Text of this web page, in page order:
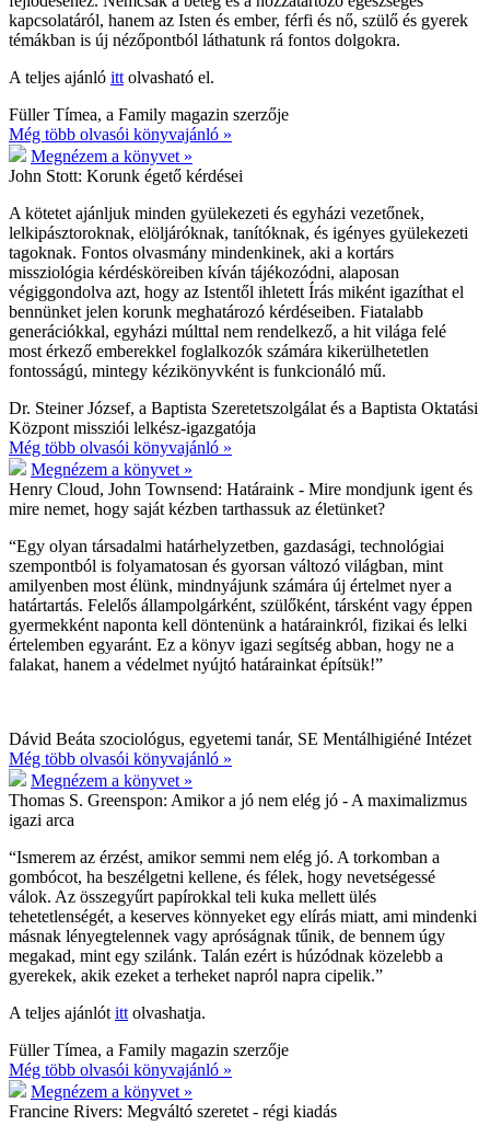
kapcsolatáról, hanem az Isten és ember, férfi és nő, szülő és gyerek
témákban is új nézőpontból láthatunk rá fontos dolgokra.
A teljes ajánló itt olvasható el.
Füller Tímea, a Family magazin szerzője
Még több olvasói könyvajánló »
Megnézem a könyvet »
John Stott: Korunk égető kérdései
A kötetet ajánljuk minden gyülekezeti és egyházi vezetőnek,
lelkipásztoroknak, elöljáróknak, tanítóknak, és igényes gyülekezeti
tagoknak. Fontos olvasmány mindenkinek, aki a kortárs
missziológia kérdésköreiben kíván tájékozódni, alaposan
végiggondolva azt, hogy az Istentől ihletett Írás miként igazíthat el
bennünket jelen korunk meghatározó kérdéseiben. Fiatalabb
generációkkal, egyházi múlttal nem rendelkező, a hit világa felé
most érkező emberekkel foglalkozók számára kikerülhetetlen
fontosságú, mintegy kézikönyvként is funkcionáló mű.
Dr. Steiner József, a Baptista Szeretetszolgálat és a Baptista Oktatási
Központ missziói lelkész-igazgatója
Még több olvasói könyvajánló »
Megnézem a könyvet »
Henry Cloud, John Townsend: Határaink - Mire mondjunk igent és
mire nemet, hogy saját kézben tarthassuk az életünket?
“Egy olyan társadalmi határhelyzetben, gazdasági, technológiai
szempontból is folyamatosan és gyorsan változó világban, mint
amilyenben most élünk, mindnyájunk számára új értelmet nyer a
határtartás. Felelős állampolgárként, szülőként, társként vagy éppen
gyermekként naponta kell döntenünk a határainkról, fizikai és lelki
értelemben egyaránt. Ez a könyv igazi segítség abban, hogy ne a
falakat, hanem a védelmet nyújtó határainkat építsük!”
Dávid Beáta szociológus, egyetemi tanár, SE Mentálhigiéné Intézet
Még több olvasói könyvajánló »
Megnézem a könyvet »
Thomas S. Greenspon: Amikor a jó nem elég jó - A maximalizmus
igazi arca
“Ismerem az érzést, amikor semmi nem elég jó. A torkomban a
gombócot, ha beszélgetni kellene, és félek, hogy nevetségessé
válok. Az összegyűrt papírokkal teli kuka mellett ülés
tehetetlenségét, a keserves könnyeket egy elírás miatt, ami mindenki
másnak lényegtelennek vagy apróságnak tűnik, de bennem úgy
megakad, mint egy szilánk. Talán ezért is húzódnak közelebb a
gyerekek, akik ezeket a terheket napról napra cipelik.”
A teljes ajánlót itt olvashatja.
Füller Tímea, a Family magazin szerzője
Még több olvasói könyvajánló »
Megnézem a könyvet »
Francine Rivers: Megváltó szeretet - régi kiadás